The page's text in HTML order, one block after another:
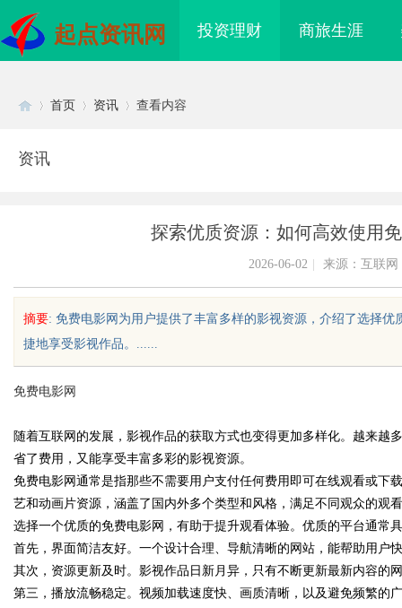
起点资讯网 投资理财 商旅生涯
uz
首页 资讯 查看内容
资讯
探索优质资源：如何高效使用
2026-06-02 来源：互联网
摘要: 免费电影网为用户提供了丰富多样的影视资源，介绍了选择
捷地享受影视作品。......
免费电影网
随着互联网的发展，影视作品的获取方式也变得更加多样化。越来越
省了费用，又能享受丰富多彩的影视资源。
免费电影网通常是指那些不需要用户支付任何费用即可在线观看或下
艺和动画片资源，涵盖了国内外多个类型和风格，满足不同观众的观
选择一个优质的免费电影网，有助于提升观看体验。优质的平台通常
首先，界面简洁友好。一个设计合理、导航清晰的网站，能帮助用户
其次，资源更新及时。影视作品日新月异，只有不断更新最新内容的
第三，播放流畅稳定。视频加载速度快、画质清晰，以及避免频繁的
时代影视娱乐的全
发体系全解析